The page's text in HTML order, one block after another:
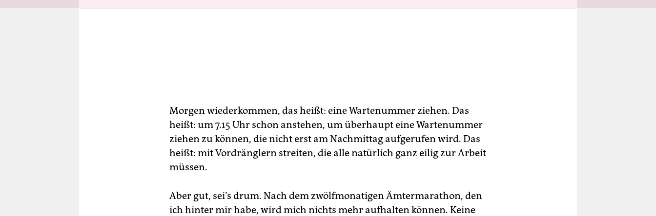
Morgen wiederkommen, das heißt: eine Wartenummer ziehen. Das
heißt: um 7.15 Uhr schon anstehen, um überhaupt eine Wartenummer
ziehen zu können, die nicht erst am Nachmittag aufgerufen wird. Das
heißt: mit Vordränglern streiten, die alle natürlich ganz eilig zur Arbeit
müssen.
Aber gut, sei’s drum. Nach dem zwölfmonatigen Ämtermarathon, den
ich hinter mir habe, wird mich nichts mehr aufhalten können. Keine